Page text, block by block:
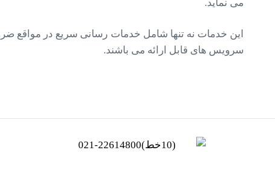
می نماید.
سرویس های قابل ارائه می باشند.
(10خط)22614800-021